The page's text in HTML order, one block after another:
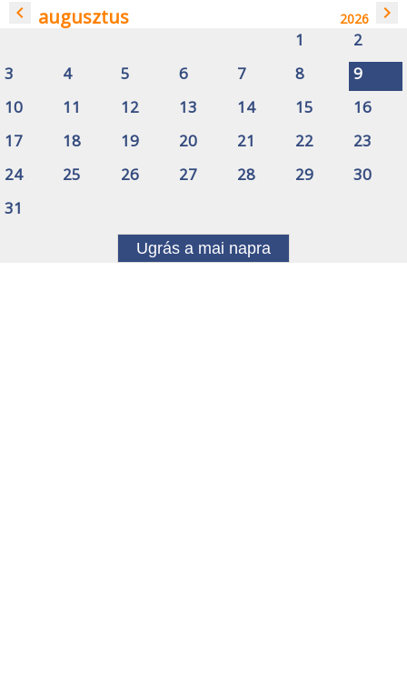
navigate_before augusztus 2026 navigate_next
1
2
3
4 5 6 7 8
9
10
11 12 13 14 15
16
17
18 19 20 21 22
23
24
25 26 27 28 29
30
31
Ugrás a mai napra